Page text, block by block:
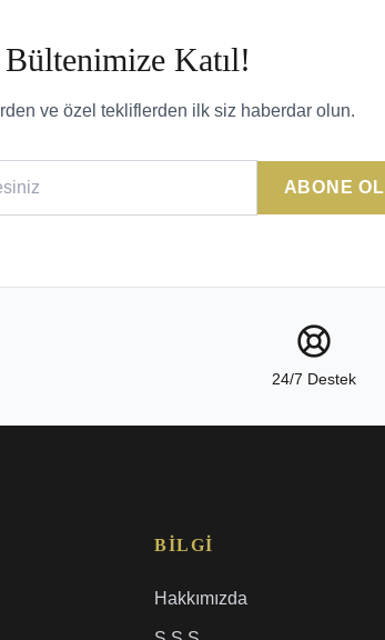
Bültenimize Katıl!
ve özel tekliflerden ilk siz haberdar olun.
ABONE OL
24/7 Destek
BILGI
Hakkımızda